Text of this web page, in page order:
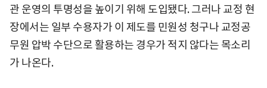
관 운영의 투명성을 높이기 위해 도입됐다. 그러나 교정 현
장에서는 일부 수용자가 이 제도를 민원성 청구나 교정공
무원 압박 수단으로 활용하는 경우가 적지 않다는 목소리
가 나온다.